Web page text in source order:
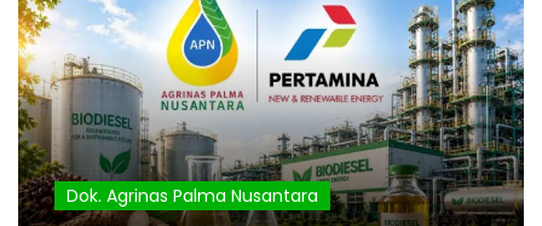
Dok. Agrinas Palma Nusantara